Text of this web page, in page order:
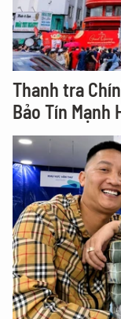
Thanh tra
Bảo Tín Mạnh